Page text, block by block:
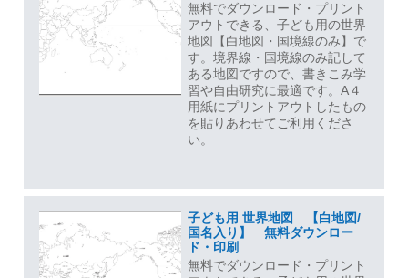
無料でダウンロード・プリント
アウトできる、子ども用の世界
地図【白地図・国境線のみ】で
す。境界線・国境線のみ記して
ある地図ですので、書きこみ学
習や自由研究に最適です。A４
用紙にプリントアウトしたもの
を貼りあわせてご利用くださ
い。
子ども用 世界地図 【白地図/
国名入り】 無料ダウンロー
ド・印刷
無料でダウンロード・プリント